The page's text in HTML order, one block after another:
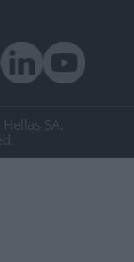
SA.